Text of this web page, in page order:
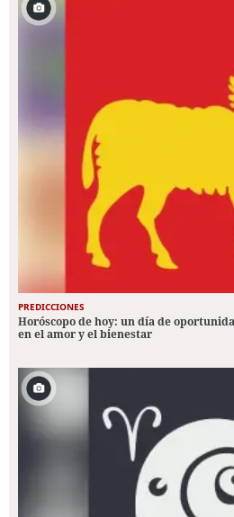
PREDICCIONES
Horóscopo de hoy: un día de
en el amor y el bienestar